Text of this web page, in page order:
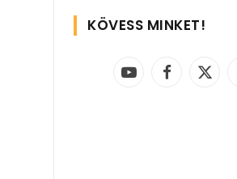
KÖVESS MINKET!
YouTubeFacebook
X